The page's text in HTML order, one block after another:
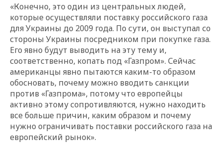
«Конечно, это один из центральных людей,
которые осуществляли поставку российского газа
для Украины до 2009 года. По сути, он выступал со
стороны Украины посредником при покупке газа.
Его явно будут выводить на эту тему и,
соответственно, копать под «Газпром». Сейчас
американцы явно пытаются каким-то образом
обосновать, почему можно вводить санкции
против «Газпрома», потому что европейцы
активно этому сопротивляются, нужно находить
все больше причин, каким образом и почему
нужно ограничивать поставки российского газа на
европейский рынок».